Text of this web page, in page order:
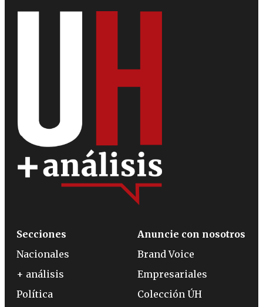
Secciones
Nacionales
+ análisis
Política
Anuncie con nosotros
Brand Voice
Empresariales
Colección ÚH